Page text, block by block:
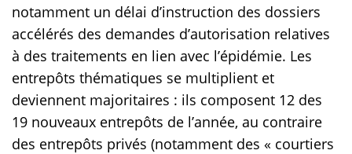
notamment un délai d’instruction des dossiers
accélérés des demandes d’autorisation relatives
à des traitements en lien avec l’épidémie. Les
entrepôts thématiques se multiplient et
deviennent majoritaires : ils composent 12 des
19 nouveaux entrepôts de l’année, au contraire
des entrepôts privés (notamment des « courtiers